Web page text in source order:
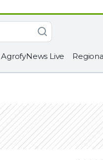
AgrofyNews Live